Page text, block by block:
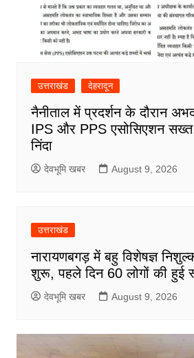
उत्तराखंड देहरादून
नैनीताल में प्रदर्शन के दौरान
IPS और PPS एसोसिएशन
निंदा
देवभूमि खबर August 9, 2026
उत्तराखंड
नारायणबगड़ में बहु विशेषज्ञ
शुरू, पहले दिन 60 लोगों की हुई
देवभूमि खबर August 9, 2026